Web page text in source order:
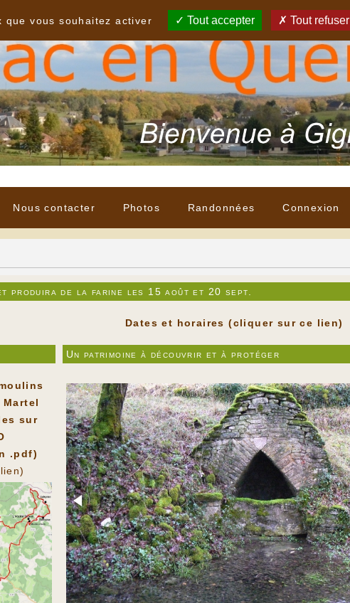
Nous contacter Photos Randonnées Connexion
produira de la farine les 15 août et 20 sept.
Dates et horaires (cliquer sur ce lien)
sur
.pdf)
Un patrimoine à découvrir et à protéger
vous souhaitez activer
Tout accepter Tout refuser